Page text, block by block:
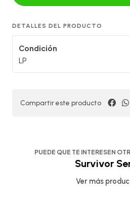
DETALLES DEL PRODUCTO
Condición
LP
Compartir este producto
PUEDE QUE TE INTERESEN
Survivor
Ver más